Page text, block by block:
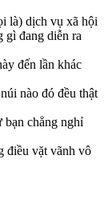
là) dịch vụ xã hội
gì đang diễn ra
đến lần khác
nào đó đều thật
bạn chẳng nghỉ
điều vặt vãnh vô